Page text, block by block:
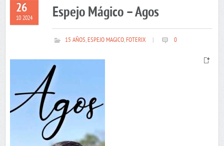
26
10 2024 Espejo Mágico – Agos
15 AÑOS,ESPEJO MAGICO,FOTERIX 0